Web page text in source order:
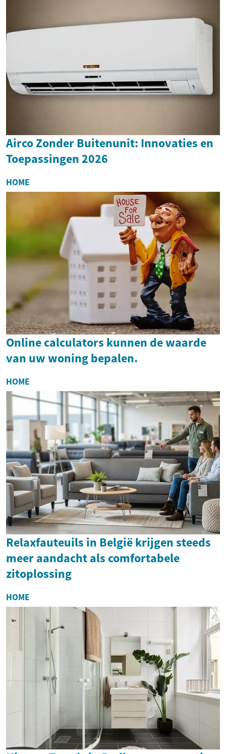
Airco Zonder Buitenunit: Innovaties en
Toepassingen 2026
HOME
Online calculators kunnen de waarde
van uw woning bepalen.
HOME
Relaxfauteuils in België krijgen steeds
meer aandacht als comfortabele
zitoplossing
HOME